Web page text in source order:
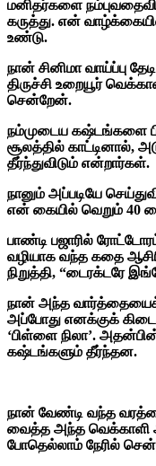
மனிதர்களை
கருத்து. என்
உண்டு.
நான் சினிமா வாய்ப்பு
திருச்சி உறையூர்
சென்றேன்.
நம்முடைய கஷ்டங்களை
சூலத்தில் காட்டினால்,
தீர்ந்துவிடும் என்றார்கள்.
நானும் அப்படியே
என் கையில் வெறும் 40
பாண்டி பஜாரில்
வழியாக வந்த கதை
நிறுத்தி, “டைரக்டரே
நான் அந்த
அப்போது எனக்குக்
‘பிள்ளை நிலா’.
கஷ்டங்களும் தீர்ந்தன.
நான் வேண்டி வந்த
வைத்த அந்த வெக்காளி
போதெல்லாம் நேரில்